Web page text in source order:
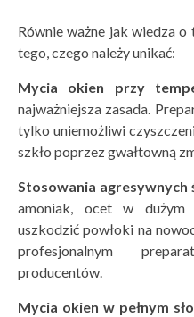
Równie ważne jak wiedza
tego, czego należy unikać:
Mycia okien przy
najważniejsza zasada.
tylko uniemożliwi
szkło poprzez gwałtowną
Stosowania agresywnych
amoniak, ocet w dużym
uszkodzić powłoki na
profesjonalnym
producentów.
Mycia okien w pełnym